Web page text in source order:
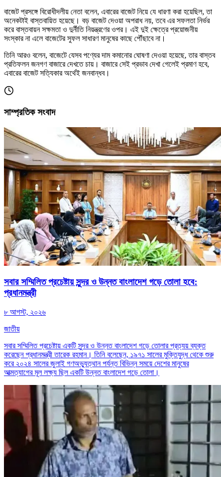
বাজেট প্রসঙ্গে বিরোধীদলীয় নেতা বলেন, এবারের বাজেট নিয়ে যে ধারণা করা হয়েছিল, তা
অনেকটাই বাস্তবায়িত হয়েছে। বড় বাজেট দেওয়া অপরাধ নয়, তবে এর সফলতা নির্ভর
করে বাস্তবায়ন সক্ষমতা ও দুর্নীতি নিয়ন্ত্রণের ওপর। এই দুই ক্ষেত্রে প্রয়োজনীয়
সংস্কার না এলে বাজেটের সুফল সাধারণ মানুষের কাছে পৌঁছাবে না।
তিনি আরও বলেন, বাজেটে যেসব পণ্যের দাম কমানোর ঘোষণা দেওয়া হয়েছে, তার বাস্তব
প্রতিফলন জনগণ বাজারে দেখতে চায়। বাজারে সেই প্রভাব দেখা গেলেই প্রমাণ হবে,
এবারের বাজেট সত্যিকার অর্থেই জনবান্ধব।
সাম্প্রতিক সংবাদ
সবার সম্মিলিত প্রচেষ্টায় সুন্দর ও উন্নত বাংলাদেশ গড়ে তোলা হবে:
প্রধানমন্ত্রী
৮ আগস্ট, ২০২৬
জাতীয়
সবার সম্মিলিত প্রচেষ্টায় একটি সুন্দর ও উন্নত বাংলাদেশ গড়ে তোলার প্রত্যয় ব্যক্ত
করেছেন প্রধানমন্ত্রী তারেক রহমান। তিনি বলেছেন, ১৯৭১ সালের মুক্তিযুদ্ধ থেকে শুরু
করে ২০২৪ সালের জুলাই গণঅভ্যুত্থান পর্যন্ত বিভিন্ন সময়ে দেশের মানুষের
আত্মত্যাগের মূল লক্ষ্য ছিল একটি উন্নত বাংলাদেশ গড়ে তোলা।